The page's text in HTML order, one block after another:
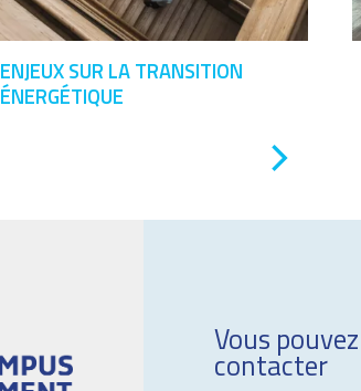
ENJEUX SUR LA TRANSITION
ÉNERGÉTIQUE
Vous
contacter